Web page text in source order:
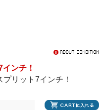
ンチ！
リット7インチ！